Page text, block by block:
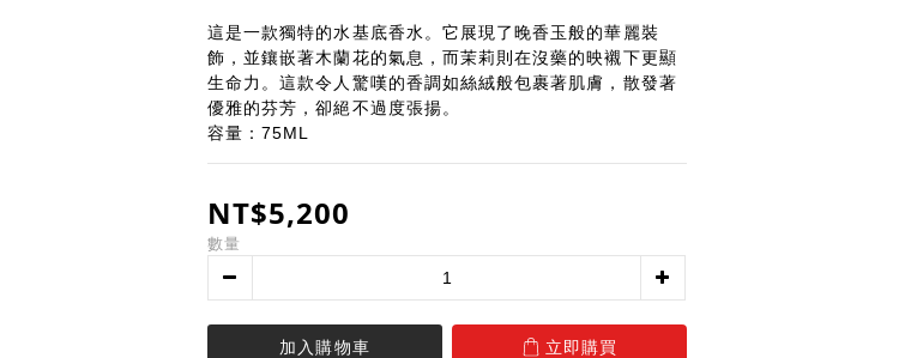
這是一款獨特的水基底香水。它展現了晚香玉般的華麗裝
飾，並鑲嵌著木蘭花的氣息，而茉莉則在沒藥的映襯下更顯
生命力。這款令人驚嘆的香調如絲絨般包裹著肌膚，散發著
優雅的芬芳，卻絕不過度張揚。
容量：75ML
NT$5,200
數量
加入購物車 立即購買